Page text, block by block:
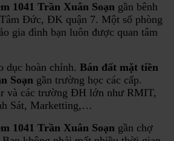
1041 Trần Xuân Soạn gần bênh
Đức, ĐK quận 7. Một số phòng
gia đình bạn luôn được quan tâm
dục hoàn chỉnh. Bán đất mặt tiền
Soạn gần trường học các cấp.
và các trường ĐH lớn như RMIT,
Sát, Marketting,…
1041 Trần Xuân Soạn gần chợ